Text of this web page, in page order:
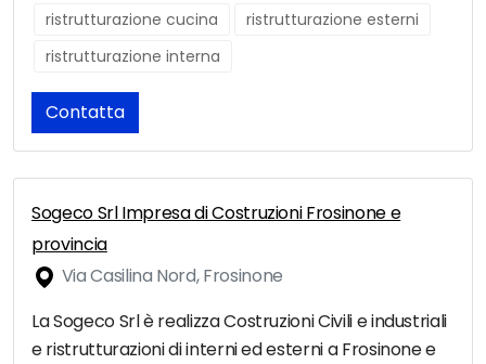
ristrutturazione cucina
ristrutturazione esterni
ristrutturazione interna
Contatta
Sogeco Srl Impresa di Costruzioni Frosinone e
provincia
Via Casilina Nord, Frosinone
La Sogeco Srl è realizza Costruzioni Civili e industriali
e ristrutturazioni di interni ed esterni a Frosinone e